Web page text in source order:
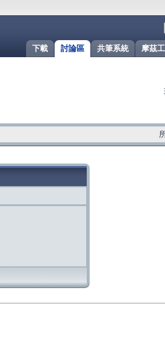
摩茲
共筆系統
討論區
下載